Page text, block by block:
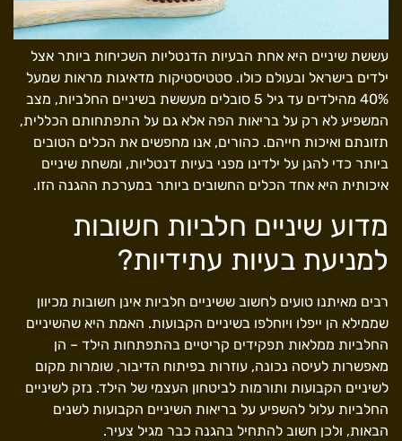
עששת שיניים היא אחת הבעיות הדנטליות השכיחות ביותר אצל
ילדים בישראל ובעולם כולו. סטטיסטיקות מדאיגות מראות שמעל
40% מהילדים עד גיל 5 סובלים מעששת בשיניים החלביות, מצב
המשפיע לא רק על בריאות הפה אלא גם על התפתחותם הכללית,
תזונתם ואיכות חייהם. כהורים, אנו מחפשים את הכלים הטובים
ביותר כדי להגן על ילדינו מפני בעיות דנטליות, ומשחת שיניים
איכותית היא אחד הכלים החשובים ביותר במערכת ההגנה הזו.
מדוע שיניים חלביות חשובות
למניעת בעיות עתידיות?
רבים מאיתנו טועים לחשוב ששיניים חלביות אינן חשובות מכיוון
שממילא הן ייפלו ויוחלפו בשיניים הקבועות. האמת היא שהשיניים
החלביות ממלאות תפקידים קריטיים בהתפתחות הילד – הן
מאפשרות לעיסה נכונה, עוזרות בפיתוח הדיבור, שומרות מקום
לשיניים הקבועות ותורמות לביטחון העצמי של הילד. נזק לשיניים
החלביות עלול להשפיע על בריאות השיניים הקבועות לשנים
הבאות, ולכן חשוב להתחיל בהגנה כבר מגיל צעיר.